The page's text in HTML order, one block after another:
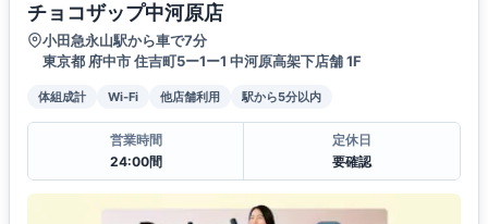
チョコザップ中河原店
小田急永山駅から車で7分
東京都 府中市 住吉町5ー1ー1 中河原高架下店舗 1F
体組成計 Wi-Fi 他店舗利用 駅から5分以内
営業時間
24:00間
定休日
要確認